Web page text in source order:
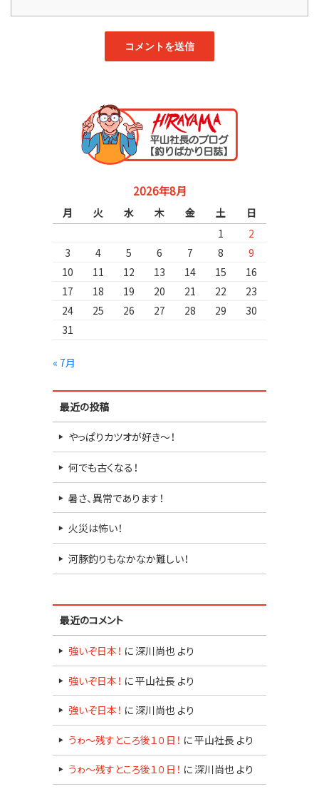
2026年8月
月 火 水 木 金 土
日
1
2
3
4 5 6 7 8
9
10
11 12 13 14 15
16
17
18 19 20 21 22
23
24
25 26 27 28 29
30
31
« 7月
最近の投稿
やっぱりカツオが好き～！
何でも古くなる！
暑さ、異常であります！
火災は怖い！
河豚釣りもなかなか難しい！
最近のコメント
強いぞ日本！ に 深川尚也 より
強いぞ日本！ に平山社長 より
強いぞ日本！ に 深川尚也 より
うゎ～残すところ後１０日！ に平山社長 より
うゎ～残すところ後１０日！ に 深川尚也 より